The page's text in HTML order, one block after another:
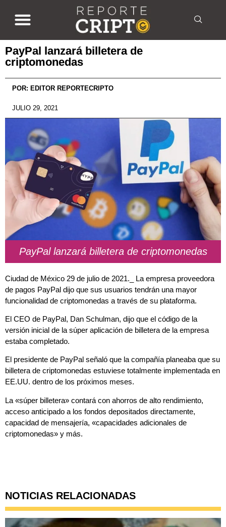
PayPal lanzará billetera de
criptomonedas
POR: EDITOR REPORTECRIPTO
JULIO 29, 2021
PayPal lanzará billetera de criptomonedas
Ciudad de México 29 de julio de 2021._ La empresa proveedora
de pagos PayPal dijo que sus usuarios tendrán una mayor
funcionalidad de criptomonedas a través de su plataforma.
El CEO de PayPal, Dan Schulman, dijo que el código de la
versión inicial de la súper aplicación de billetera de la empresa
estaba completado.
El presidente de PayPal señaló que la compañía planeaba que su
billetera de criptomonedas estuviese totalmente implementada en
EE.UU. dentro de los próximos meses.
La «súper billetera» contará con ahorros de alto rendimiento,
acceso anticipado a los fondos depositados directamente,
capacidad de mensajería, «capacidades adicionales de
criptomonedas» y más.
NOTICIAS RELACIONADAS